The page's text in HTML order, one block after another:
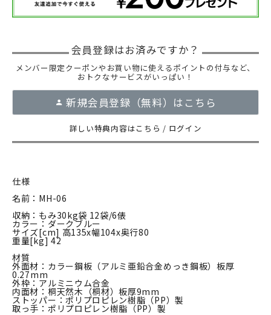
メンバー限定クーポンやお買い物に使えるポイントの付与など、
おトクなサービスがいっぱい！
新規会員登録（無料）はこちら
詳しい特典内容はこちら / ログイン
仕様
名前：MH-06
収納：もみ30kg袋 12袋/6俵
カラー：ダークブルー
サイズ[cm] 高135x幅104x奥行80
重量[kg] 42
材質
外面材：カラー鋼板（アルミ亜鉛合金めっき鋼板）板厚
0.27mm
外枠：アルミニウム合金
内面材：桐天然木（桐材）板厚9mm
ストッパー：ポリプロピレン樹脂（PP）製
取っ手：ポリプロピレン樹脂（PP）製